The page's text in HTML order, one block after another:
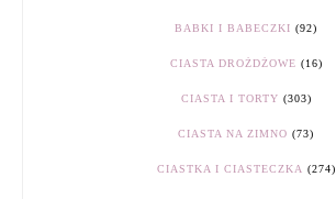
BABKI I BABECZKI (92)
CIASTA DROŻDŻOWE (16)
CIASTA I TORTY (303)
CIASTA NA ZIMNO (73)
CIASTKA I CIASTECZKA (274)